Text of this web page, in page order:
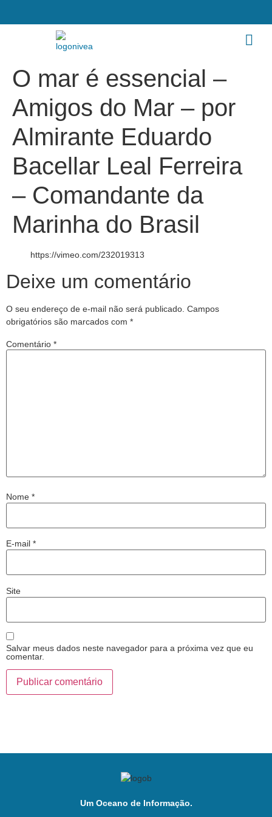
O mar é essencial –
Amigos do Mar – por
Almirante Eduardo
Bacellar Leal Ferreira
– Comandante da
Marinha do Brasil
https://vimeo.com/232019313
Deixe um comentário
O seu endereço de e-mail não será publicado. Campos
obrigatórios são marcados com *
Comentário *
Nome *
E-mail *
Site
Salvar meus dados neste navegador para a próxima vez que eu
comentar.
Um Oceano de Informação.